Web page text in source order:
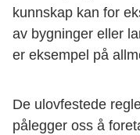
kunnskap kan for
av bygninger eller
er eksempel på
De ulovfestede
pålegger oss å